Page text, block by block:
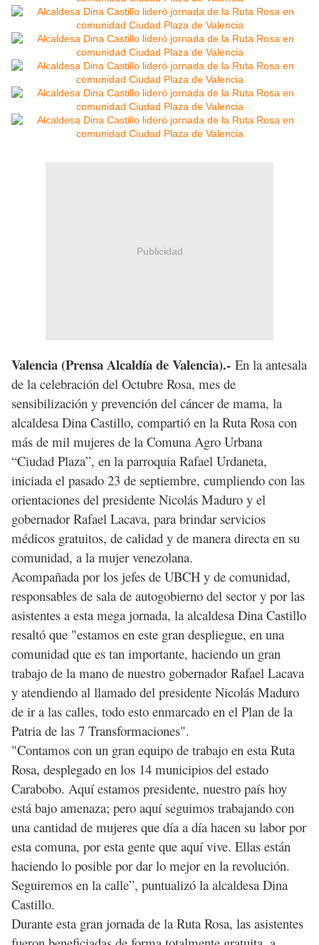
Publicidad
Valencia (Prensa Alcaldía de Valencia).- En la antesala
de la celebración del Octubre Rosa, mes de
sensibilización y prevención del cáncer de mama, la
alcaldesa Dina Castillo, compartió en la Ruta Rosa con
más de mil mujeres de la Comuna Agro Urbana
“Ciudad Plaza”, en la parroquia Rafael Urdaneta,
iniciada el pasado 23 de septiembre, cumpliendo con las
orientaciones del presidente Nicolás Maduro y el
gobernador Rafael Lacava, para brindar servicios
médicos gratuitos, de calidad y de manera directa en su
comunidad, a la mujer venezolana.
Acompañada por los jefes de UBCH y de comunidad,
responsables de sala de autogobierno del sector y por las
asistentes a esta mega jornada, la alcaldesa Dina Castillo
resaltó que "estamos en este gran despliegue, en una
comunidad que es tan importante, haciendo un gran
trabajo de la mano de nuestro gobernador Rafael Lacava
y atendiendo al llamado del presidente Nicolás Maduro
de ir a las calles, todo esto enmarcado en el Plan de la
Patria de las 7 Transformaciones".
"Contamos con un gran equipo de trabajo en esta Ruta
Rosa, desplegado en los 14 municipios del estado
Carabobo. Aquí estamos presidente, nuestro país hoy
está bajo amenaza; pero aquí seguimos trabajando con
una cantidad de mujeres que día a día hacen su labor por
esta comuna, por esta gente que aquí vive. Ellas están
haciendo lo posible por dar lo mejor en la revolución.
Seguiremos en la calle”, puntualizó la alcaldesa Dina
Castillo.
Durante esta gran jornada de la Ruta Rosa, las asistentes